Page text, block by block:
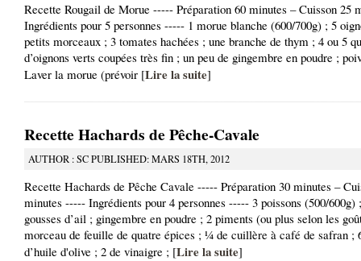
Recette Rougail de Morue ----- Préparation 60 minutes – Cuisson 25
Ingrédients pour 5 personnes ----- 1 morue blanche (600/700g) ; 5
petits morceaux ; 3 tomates hachées ; une branche de thym ; 4 ou 5
d’oignons verts coupées très fin ; un peu de gingembre en poudre ;
Laver la morue (prévoir [Lire la suite]
Recette Hachards de Pêche-Cavale
AUTHOR : SC PUBLISHED: MARS 18TH, 2012
Recette Hachards de Pêche Cavale ----- Préparation 30 minutes –
minutes ----- Ingrédients pour 4 personnes ----- 3 poissons (500/600g)
gousses d’ail ; gingembre en poudre ; 2 piments (ou plus selon les
morceau de feuille de quatre épices ; ¼ de cuillère à café de safran ;
d’huile d'olive ; 2 de vinaigre ; [Lire la suite]